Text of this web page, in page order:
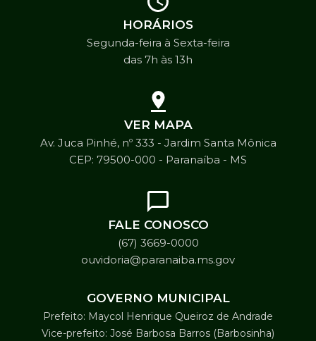
HORÁRIOS
Segunda-feira à Sexta-feira
das 7h às 13h
VER MAPA
Av. Juca Pinhé, nº 333 - Jardim Santa Mônica
CEP: 79500-000 - Paranaíba - MS
FALE CONOSCO
(67) 3669-0000
ouvidoria@paranaiba.ms.gov
GOVERNO MUNICIPAL
Prefeito: Maycol Henrique Queiroz de Andrade
Vice-prefeito: José Barbosa Barros (Barbosinha)